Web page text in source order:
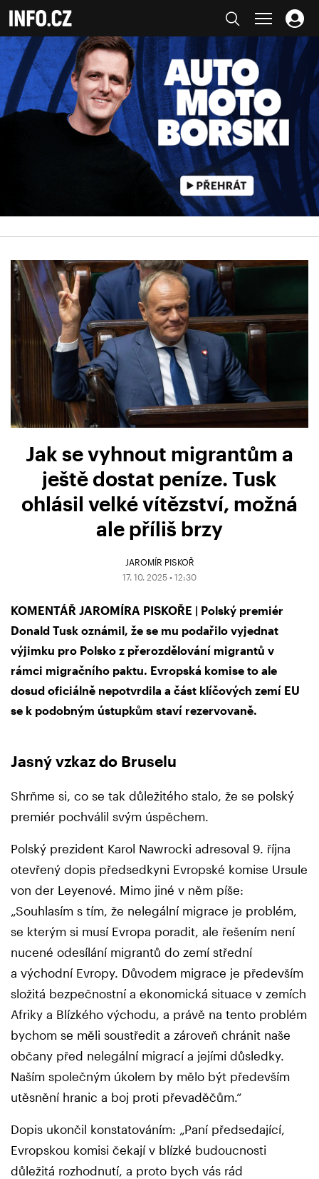
Jak se vyhnout migrantům a
ještě dostat peníze. Tusk
ohlásil velké vítězství, možná
ale příliš brzy
JAROMÍR PISKOŘ
17. 10. 2025 • 12:30
KOMENTÁŘ JAROMÍRA PISKOŘE | Polský premiér
Donald Tusk oznámil, že se mu podařilo vyjednat
výjimku pro Polsko z přerozdělování migrantů v
rámci migračního paktu. Evropská komise to ale
dosud oficiálně nepotvrdila a část klíčových zemí EU
se k podobným ústupkům staví rezervovaně.
Jasný vzkaz do Bruselu
Shrňme si, co se tak důležitého stalo, že se polský
premiér pochválil svým úspěchem.
Polský prezident Karol Nawrocki adresoval 9. října
otevřený dopis předsedkyni Evropské komise Ursule
von der Leyenové. Mimo jiné v něm píše:
„Souhlasím s tím, že nelegální migrace je problém,
se kterým si musí Evropa poradit, ale řešením není
nucené odesílání migrantů do zemí střední
a východní Evropy. Důvodem migrace je především
složitá bezpečnostní a ekonomická situace v zemích
Afriky a Blízkého východu, a právě na tento problém
bychom se měli soustředit a zároveň chránit naše
občany před nelegální migrací a jejími důsledky.
Naším společným úkolem by mělo být především
utěsnění hranic a boj proti převaděčům.“
Dopis ukončil konstatováním: „Paní předsedající,
Evropskou komisi čekají v blízké budoucnosti
důležitá rozhodnutí, a proto bych vás rád